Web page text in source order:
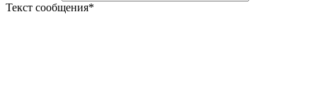
Текст сообщения*